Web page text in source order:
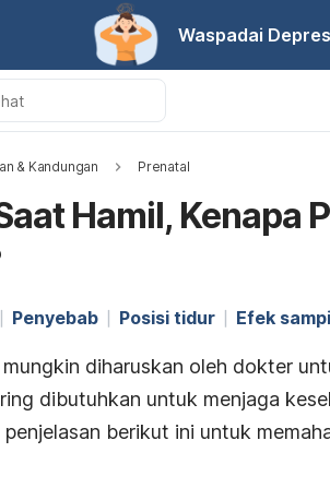
Waspadai
& Kandungan Prenatal
Hamil, Kenapa
Penyebab Posisi tidur Efek
diharuskan oleh dokter
dibutuhkan untuk menjaga
penjelasan berikut ini untuk